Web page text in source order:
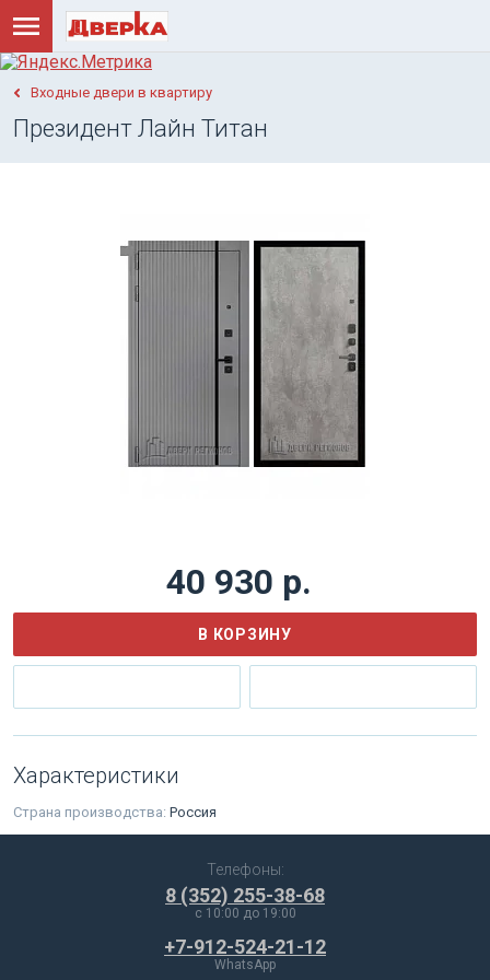
Входные двери в квартиру
Президент Лайн Титан
40 930 р.
В КОРЗИНУ
Характеристики
Страна производства: Россия
Телефоны:
8 (352) 255-38-68
c 10:00 до 19:00
+7-912-524-21-12
WhatsApp